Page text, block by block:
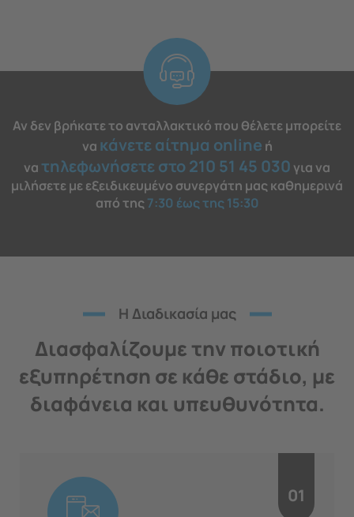
Αν δεν βρήκατε το ανταλλακτικό που θέλετε μπορείτε
να κάνετε αίτημα online ή
νατηλεφωνήσετε στο 210 51 45 030 για να
μιλήσετε με εξειδικευμένο συνεργάτη μας καθημερινά
από της7:30 έως της 15:30
H Διαδικασία μας
Διασφαλίζουμε την ποιοτική
εξυπηρέτηση σε κάθε στάδιο, με
διαφάνεια και υπευθυνότητα.
01